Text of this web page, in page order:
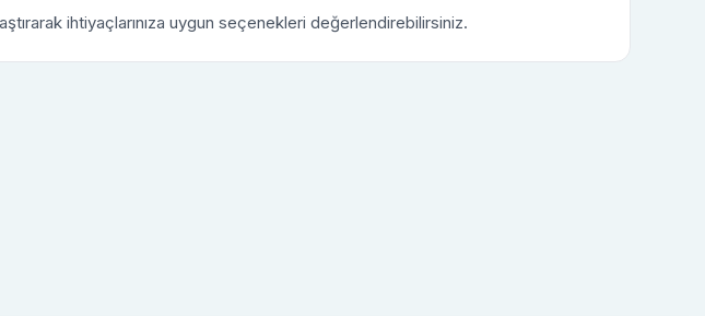
ihtiyaçlarınıza uygun seçenekleri değerlendirebilirsiniz.